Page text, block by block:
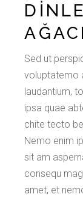
AĞACI
Sed ut
voluptatemo
laudantium,
ipsa quae
chite tecto
Nemo enim
sit am
consequ
amet, et